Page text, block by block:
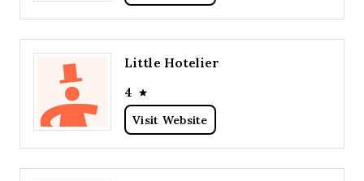
Little Hotelier
4
Visit Website